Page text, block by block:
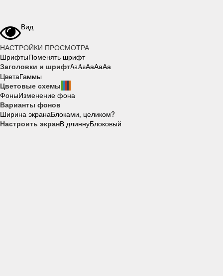
Вид
НАСТРОЙКИ ПРОСМОТРА
ШрифтыПоменять шрифт
Заголовки и шрифтAaAaAaAaAa
ЦветаГаммы
Цветовые схемы
ФоныИзменение фона
Варианты фонов
Ширина экранаБлоками, целиком?
Настроить экранВ длиннуБлоковый